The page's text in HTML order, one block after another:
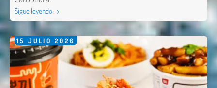
Sigue leyendo →
15 JULIO 2026